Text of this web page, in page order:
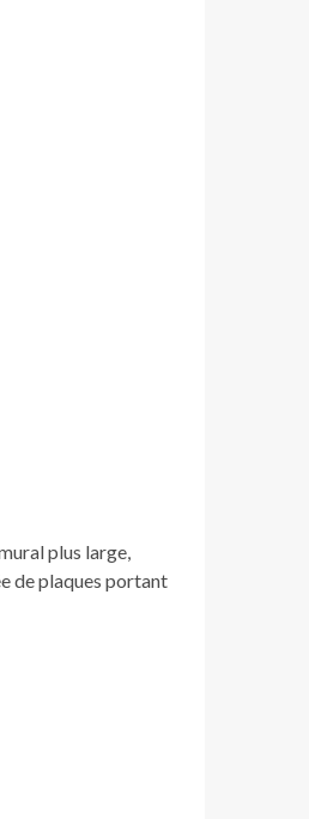
plus large,
de plaques portant